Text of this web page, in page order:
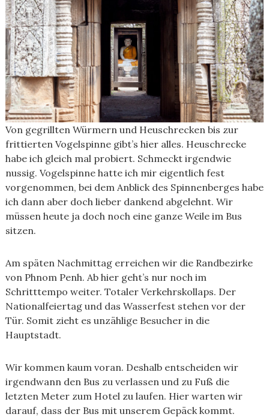
Von gegrillten Würmern und Heuschrecken bis zur
frittierten Vogelspinne gibt’s hier alles. Heuschrecke
habe ich gleich mal probiert. Schmeckt irgendwie
nussig. Vogelspinne hatte ich mir eigentlich fest
vorgenommen, bei dem Anblick des Spinnenberges habe
ich dann aber doch lieber dankend abgelehnt. Wir
müssen heute ja doch noch eine ganze Weile im Bus
sitzen.
Am späten Nachmittag erreichen wir die Randbezirke
von Phnom Penh. Ab hier geht’s nur noch im
Schritttempo weiter. Totaler Verkehrskollaps. Der
Nationalfeiertag und das Wasserfest stehen vor der
Tür. Somit zieht es unzählige Besucher in die
Hauptstadt.
Wir kommen kaum voran. Deshalb entscheiden wir
irgendwann den Bus zu verlassen und zu Fuß die
letzten Meter zum Hotel zu laufen. Hier warten wir
darauf, dass der Bus mit unserem Gepäck kommt.